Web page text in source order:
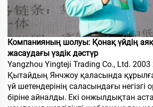
Компанияның шолуы: Қонақ үйдің аяқ
жасаудағы үздік дәстүр
Yangzhou Yingteji Trading Co., Ltd.
Қытайдың Янчжоу қаласында
үй шетендерінің саласындағы
біріне айналды. Екі онжылдықтан